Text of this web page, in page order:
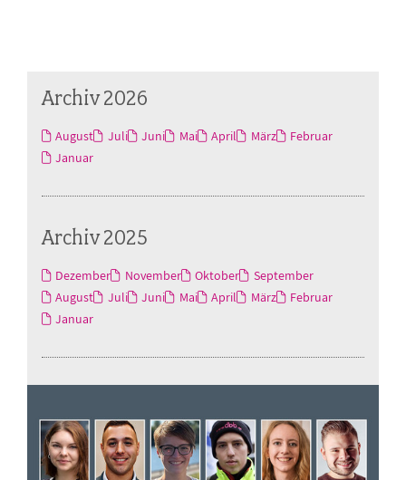
Archiv 2026
August Juli Juni Mai April März
Februar
Januar
Archiv 2025
Dezember November Oktober
September
August
Juli Juni Mai April März
Februar
Januar